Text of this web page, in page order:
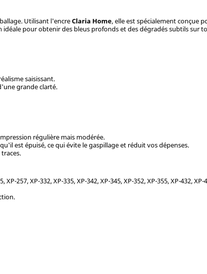
Utilisant l'encreClaria Home, elle est spécialement conçue
pour obtenir des bleus profonds et des dégradés subtils sur
saisissant.
grande clarté.
régulière mais modérée.
est épuisé, ce qui évite le gaspillage et réduit vos dépenses.
257, XP-332, XP-335, XP-342, XP-345, XP-352, XP-355, XP-432, XP-